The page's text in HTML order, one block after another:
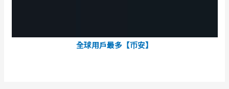
全球用戶最多【币安】